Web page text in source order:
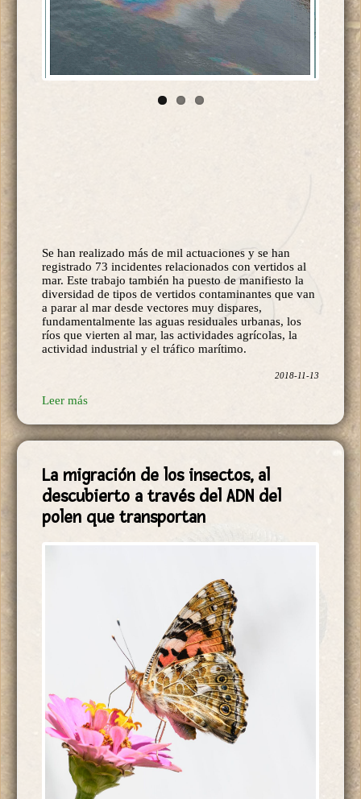
Se han realizado más de mil actuaciones y se han
registrado 73 incidentes relacionados con vertidos al
mar. Este trabajo también ha puesto de manifiesto la
diversidad de tipos de vertidos contaminantes que van
a parar al mar desde vectores muy dispares,
fundamentalmente las aguas residuales urbanas, los
ríos que vierten al mar, las actividades agrícolas, la
actividad industrial y el tráfico marítimo.
2018-11-13
Leer más
La migración de los insectos, al
descubierto a través del ADN del
polen que transportan